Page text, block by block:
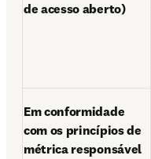
de acesso aberto)
Em conformidade
com os princípios de
métrica responsável